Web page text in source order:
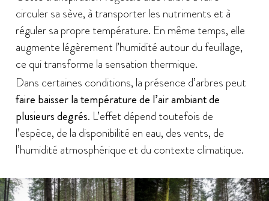
circuler sa sève, à transporter les nutriments et à
réguler sa propre température. En même temps, elle
augmente légèrement l’humidité autour du feuillage,
ce qui transforme la sensation thermique.
Dans certaines conditions, la présence d’arbres peut
faire baisser la température de l’air ambiant de
plusieurs degrés. L’effet dépend toutefois de
l’espèce, de la disponibilité en eau, des vents, de
l’humidité atmosphérique et du contexte climatique.